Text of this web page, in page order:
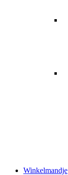
Winkelmandje